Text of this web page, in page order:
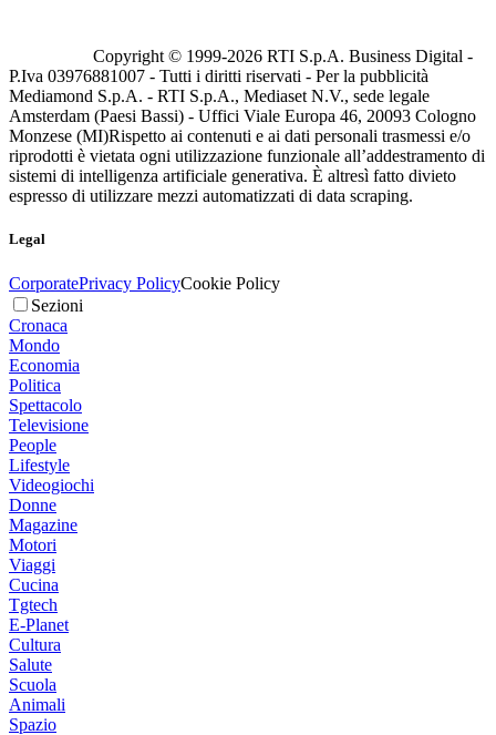
Copyright © 1999-2026 RTI S.p.A. Business Digital -
P.Iva 03976881007 - Tutti i diritti riservati - Per la pubblicità
Mediamond S.p.A. - RTI S.p.A., Mediaset N.V., sede legale
Amsterdam (Paesi Bassi) - Uffici Viale Europa 46, 20093 Cologno
Monzese (MI)Rispetto ai contenuti e ai dati personali trasmessi e/o
riprodotti è vietata ogni utilizzazione funzionale all’addestramento di
sistemi di intelligenza artificiale generativa. È altresì fatto divieto
espresso di utilizzare mezzi automatizzati di data scraping.
Legal
CorporatePrivacy PolicyCookie Policy
Sezioni
Cronaca
Mondo
Economia
Politica
Spettacolo
Televisione
People
Lifestyle
Videogiochi
Donne
Magazine
Motori
Viaggi
Cucina
Tgtech
E-Planet
Cultura
Salute
Scuola
Animali
Spazio